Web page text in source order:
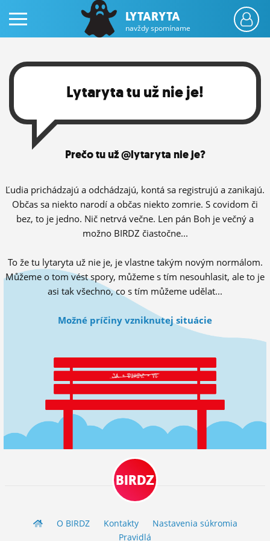
PRIHLÁS SA
ČINŽIAK
FÓRUM
STATUSY
BLOGY
OBRÁZKY
ĽUDIA
ROLETA
LYTARYTA
navždy spomíname
Lytaryta tu už nie je!
Prečo tu už @lytaryta nie je?
Ľudia prichádzajú a odchádzajú, kontá sa registrujú a zanikajú.
Občas sa niekto narodí a občas niekto zomrie. S covidom či
bez, to je jedno. Nič netrvá večne. Len pán Boh je večný a
možno BIRDZ čiastočne...
To že tu lytaryta už nie je, je vlastne takým novým normálom.
Můžeme o tom vést spory, můžeme s tím nesouhlasit, ale to je
asi tak všechno, co s tím můžeme udělat...
Možné príčiny vzniknutej situácie
BIRDZ
O BIRDZ Kontakty
Nastavenia súkromia
Pravidlá